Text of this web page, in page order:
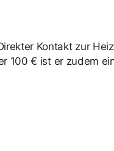
Kontakt zur
100 € ist er zudem